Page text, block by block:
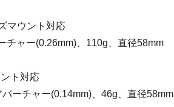
マウント対応
チャー(0.26mm)、110g、直径58mm
ト対応
ーチャー(0.14mm)、46g、直径58mm